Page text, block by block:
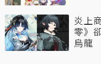
炎上
零》
烏龍